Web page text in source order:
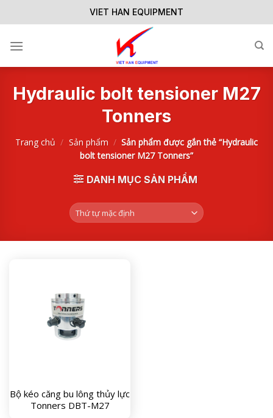
to
VIET HAN EQUIPMENT
Hydraulic bolt tensioner M27
Tonners
Trang chủ / Sản phẩm / Sản phẩm được gắn thẻ “Hydraulic
bolt tensioner M27 Tonners”
DANH MỤC SẢN PHẨM
Bộ kéo căng bu lông thủy lực
Tonners DBT-M27